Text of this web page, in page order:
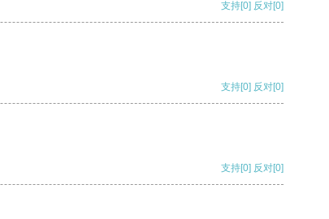
支持[0] 反对[0]
支持[0] 反对[0]
支持[0] 反对[0]